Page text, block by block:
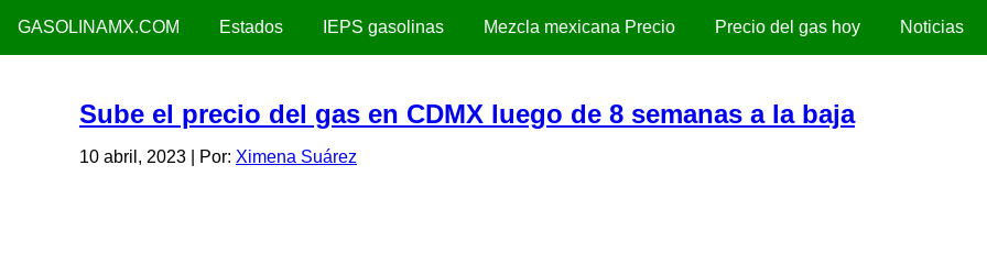
GASOLINAMX.COM Estados IEPS gasolinas Mezcla mexicana Precio Precio del gas hoy Noticias
Sube el precio del gas en CDMX luego de 8 semanas a la baja
10 abril, 2023 | Por: Ximena Suárez